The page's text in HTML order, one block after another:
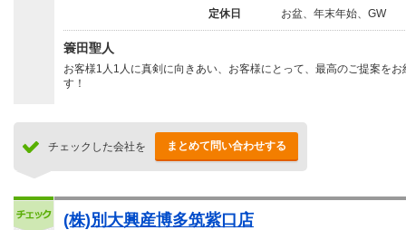
定休日 お盆、年末年始、GW
簑田聖人
お客様1人1人に真剣に向きあい、お客様にとって、最高のご提案をお
す！
チェックした会社を まとめて問い合わせする
(株)別大興産博多筑紫口店